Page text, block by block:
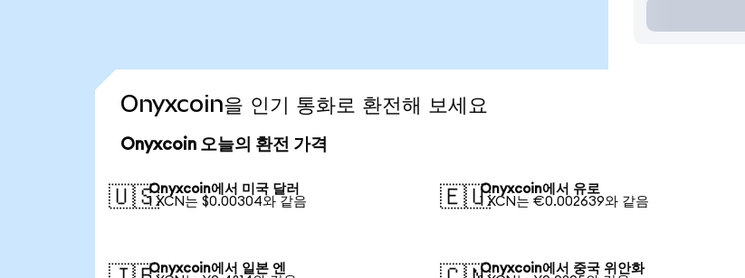
Onyxcoin을 인기 통화로 환전해 보세요
Onyxcoin 오늘의 환전 가격
🇺🇸Onyxcoin에서 미국 달러
1 XCN는 $0.00304와 같음
🇪🇺Onyxcoin에서 유로
1 XCN는 €0.002639와 같음
Onyxcoin에서 일본 엔
Onyxcoin에서 중국 위안화